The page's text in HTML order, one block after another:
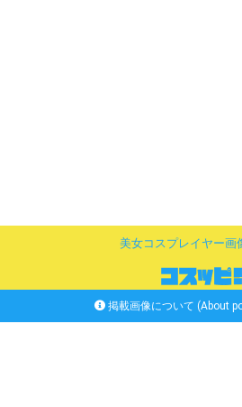
美女コスプレイヤー画
掲載画像について (About